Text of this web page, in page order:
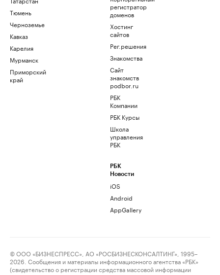
Тюмень
Черноземье
Кавказ
Карелия
Мурманск
Приморский
край
регистратор
доменов
Хостинг
сайтов
Рег.решения
Знакомства
Сайт
знакомств
podbor.ru
РБК
Компании
РБК Курсы
Школа
управления
РБК
РБК
Новости
iOS
Android
AppGallery
© ООО «БИЗНЕСПРЕСС», АО «РОСБИЗНЕСКОНСАЛТИНГ», 1995–
2026. Сообщения и материалы информационного агентства «РБК»
(свидетельство о регистрации средства массовой информации